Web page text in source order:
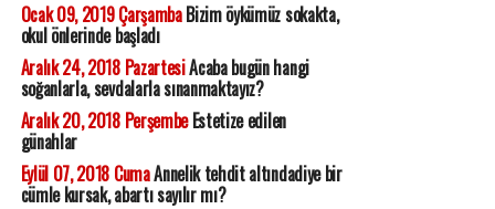
Ocak 09, 2019 ÇarşambaBizim öykümüz sokakta,
okul önlerinde başladı
Aralık 24, 2018 PazartesiAcaba bugün hangi
soğanlarla, sevdalarla sınanmaktayız?
Aralık 20, 2018 PerşembeEstetize edilen
günahlar
Eylül 07, 2018 CumaAnnelik tehdit altındadiye bir
cümle kursak, abartı sayılır mı?